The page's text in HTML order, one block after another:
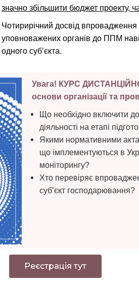
значно збільшити бюджет проекту,
Чотирирічний досвід
уповноважених органів до ППМ
одного суб’єкта.
Увага! КУРС
основи організації та
Що необхідно включити
діяльності на етапі
Якими нормативними
що імплементуються в
моніторингу?
Хто перевіряє
суб’єкт господарювання?
Реєстрація тут